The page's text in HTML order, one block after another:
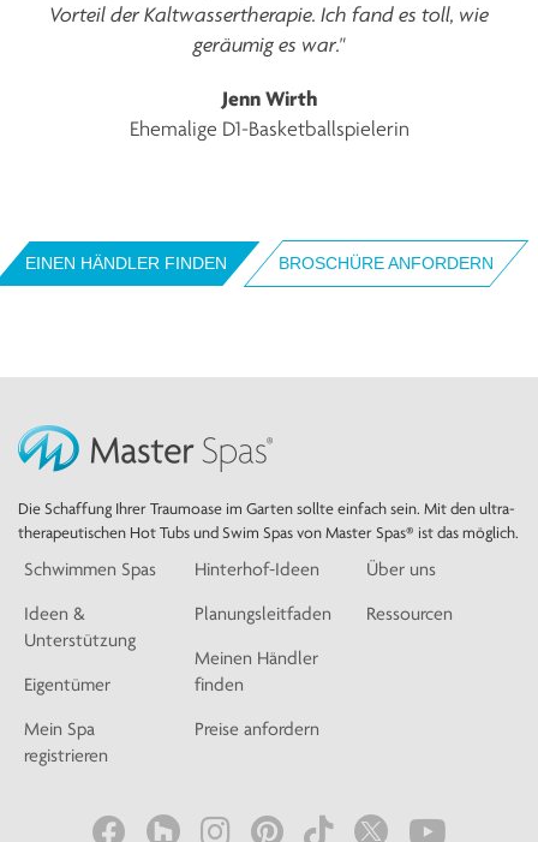
Vorteil der Kaltwassertherapie. Ich fand es toll, wie
geräumig es war."
Jenn Wirth
Ehemalige D1-Basketballspielerin
EINEN HÄNDLER FINDEN BROSCHÜRE ANFORDERN
Die Schaffung Ihrer Traumoase im Garten sollte einfach sein. Mit den ultra-
therapeutischen Hot Tubs und Swim Spas von Master Spas® ist das möglich.
Schwimmen Spas
Ideen &
Unterstützung
Eigentümer
Mein Spa
registrieren
Hinterhof-Ideen
Planungsleitfaden
Meinen Händler
finden
Preise anfordern
Über uns
Ressourcen